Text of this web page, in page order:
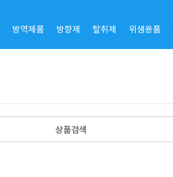
방역제품 방향제 탈취제 위생용품